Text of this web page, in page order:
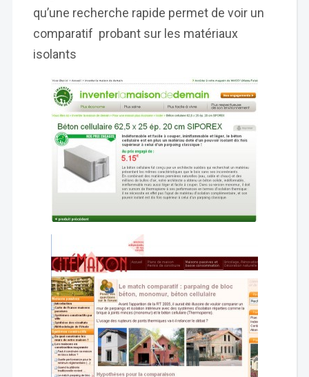
qu’une recherche rapide permet de voir un
comparatif probant sur les matériaux
isolants